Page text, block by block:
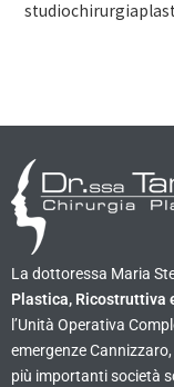
La dottoressa Maria
Plastica, Ricostruttiva
l’Unità Operativa
emergenze Cannizzaro,
più importanti società